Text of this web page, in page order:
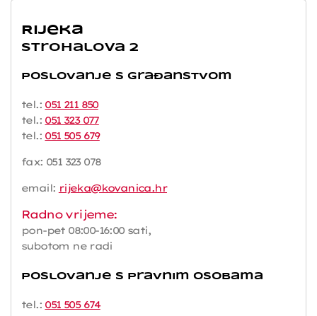
Rijeka
Strohalova 2
Poslovanje s građanstvom
tel.: 051 211 850
tel.: 051 323 077
tel.: 051 505 679
fax: 051 323 078
email: rijeka@kovanica.hr
Radno vrijeme:
pon-pet 08:00-16:00 sati,
subotom ne radi
Poslovanje s pravnim osobama
tel.: 051 505 674